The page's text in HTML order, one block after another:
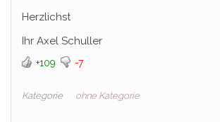
Herzlichst
Ihr Axel Schuller
+109 -7
Kategorie ohne Kategorie